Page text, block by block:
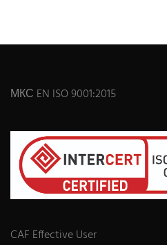
МКС EN ISO 9001:2015
CAF Effective User